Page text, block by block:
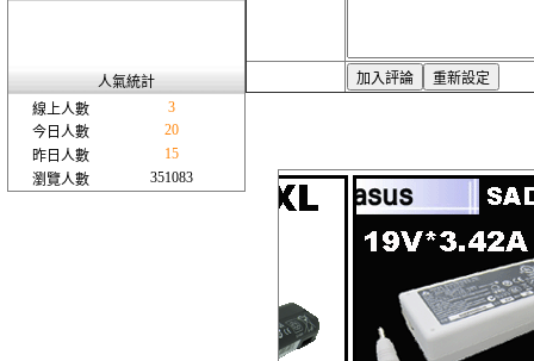
人氣統計
線上人數
3
今日人數
20
昨日人數
15
瀏覽人數
351083